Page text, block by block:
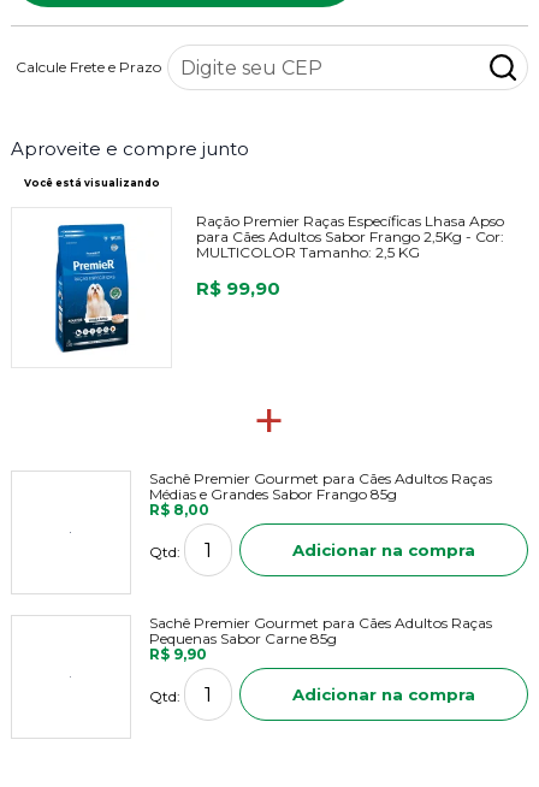
Calcule Frete e Prazo
Aproveite e compre junto
Você está visualizando
Ração Premier Raças Específicas Lhasa Apso
para Cães Adultos Sabor Frango 2,5Kg - Cor:
MULTICOLOR Tamanho: 2,5 KG
R$ 99,90
+
Sachê Premier Gourmet para Cães Adultos Raças
Médias e Grandes Sabor Frango 85g
R$ 8,00
Qtd: Adicionar na compra
Sachê Premier Gourmet para Cães Adultos Raças
Pequenas Sabor Carne 85g
R$ 9,90
Qtd: Adicionar na compra